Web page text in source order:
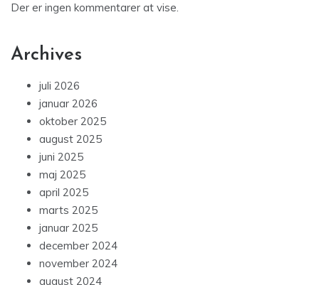
Der er ingen kommentarer at vise.
Archives
juli 2026
januar 2026
oktober 2025
august 2025
juni 2025
maj 2025
april 2025
marts 2025
januar 2025
december 2024
november 2024
august 2024